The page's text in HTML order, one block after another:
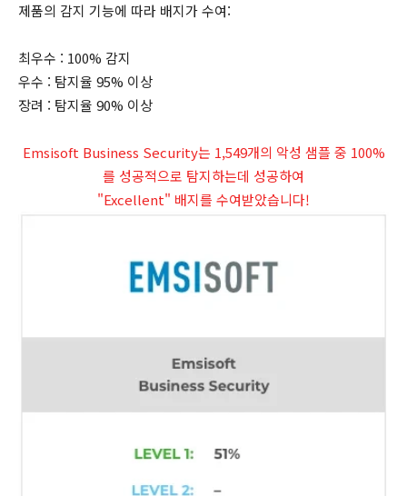
제품의 감지 기능에 따라 배지가 수여:
최우수 : 100% 감지
우수 : 탐지율 95% 이상
장려 : 탐지율 90% 이상
Emsisoft Business Security는 1,549개의 악성 샘플 중 100%
를 성공적으로 탐지하는데 성공하여
"Excellent" 배지를 수여받았습니다!